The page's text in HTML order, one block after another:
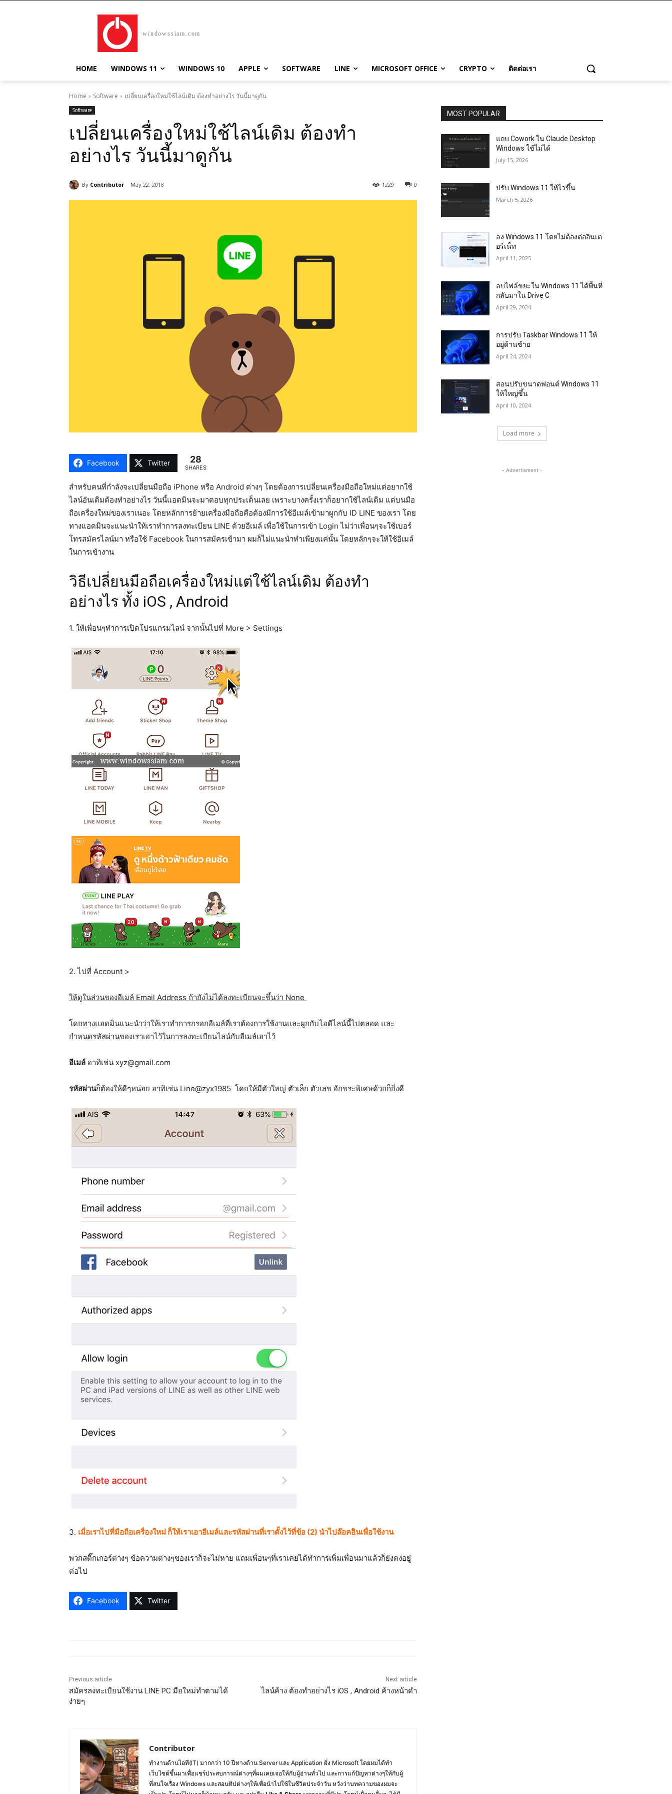
windowssiam.com
HOME WINDOWS 11 WINDOWS 10 APPLE SOFTWARE LINE MICROSOFT OFFICE CRYPTO ติดต่อเรา
Home Software เปลี่ยนเครื่องใหม่ใช้ไลน์เดิม ต้องทำอย่างไร วันนี้มาดูกัน
Software
เปลี่ยนเครื่องใหม่ใช้ไลน์เดิม ต้องทำ
อย่างไร วันนี้มาดูกัน
By Contributor May 22, 2018 0
1229
Facebook Twitter 28
SHARES
สำหรับคนที่กำลังจะเปลี่ยนมือถือ iPhone หรือ Android ต่างๆ โดยต้องการเปลี่ยนเครื่องมือถือใหม่แต่อยากใช้
ไลน์อันเดิมต้องทำอย่างไร วันนี้แอดมินจะมาตอบทุกประเด็นเลย เพราะบางครั้งเราก็อยากใช้ไลน์เดิม แต่บนมือ
ถือเครื่องใหม่ของเราเนอะ โดยหลักการย้ายเครื่องมือถือคือต้องมีการใช้อีเมล์เข้ามาผูกกับ ID LINE ของเรา โดย
ทางแอดมินจะแนะนำให้เราทำการลงทะเบียน LINE ด้วยอีเมล์ เพื่อใช้ในการเข้า Login ไม่ว่าเพื่อนๆจะใช้เบอร์
โทรสมัครไลน์มา หรือใช้ Facebook ในการสมัครเข้ามา ผมก็ไม่แนะนำทำเพียงแค่นั้น โดยหลักๆจะให้ใช้อีเมล์
ในการเข้างาน
วิธีเปลี่ยนมือถือเครื่องใหม่แต่ใช้ไลน์เดิม ต้องทำ
อย่างไร ทั้ง iOS , Android
1. ให้เพื่อนๆทำการเปิดโปรแกรมไลน์ จากนั้นไปที่ More > Settings
2. ไปที่ Account >
ให้ดูในส่วนของอีเมล์ Email Address ถ้ายังไม่ได้ลงทะเบียนจะขึ้นว่า None
โดยทางแอดมินแนะนำว่าให้เราทำการกรอกอีเมล์ที่เราต้องการใช้งานและผูกกับไอดีไลน์นี้ไปตลอด และ
กำหนดรหัสผ่านของเราเอาไว้ในการลงทะเบียนไลน์กับอีเมล์เอาไว้
อีเมล์ อาทิเช่น xyz@gmail.com
รหัสผ่านก็ต้องให้ดีๆหน่อย อาทิเช่น Line@zyx1985 โดยให้มีตัวใหญ่ ตัวเล็ก ตัวเลข อักขระพิเศษด้วยก็ยิ่งดี
3. เมื่อเราไปที่มือถือเครื่องใหม่ ก็ให้เราเอาอีเมล์และรหัสผ่านที่เราตั้งไว้ที่ข้อ (2) นำไปล๊อคอินเพื่อใช้งาน
พวกสติ๊กเกอร์ต่างๆ ข้อความต่างๆของเราก็จะไม่หาย แถมเพื่อนๆที่เราเคยได้ทำการเพิ่มเพื่อนมาแล้วก็ยังคงอยู่
ต่อไป
Facebook Twitter
Previous article
สมัครลงทะเบียนใช้งาน LINE PC มือใหม่ทำตามได้
ง่ายๆ
Next article
ไลน์ค้าง ต้องทำอย่างไร iOS , Android ค้างหน้าดำ
Contributor
ทำงานด้านไอที(IT) มากกว่า 10 ปีทางด้าน Server และ Application ฝั่ง Microsoft โดยผมได้ทำ
เว็บไซต์ขึ้นมาเพื่อแชร์ประสบการณ์ต่างๆที่ผมเคยเจอให้กับผู้อ่านทั่วไป และการแก้ปัญหาต่างๆให้กับผู้
ที่สนใจเรื่อง Windows และสอนทิปต่างๆให้เพื่อนำไปใช้ในชีวิตประจำวัน หวังว่าบทความของผมจะ
MOST POPULAR
แถบ Cowork ใน Claude Desktop
Windows ใช้ไม่ได้
July 15, 2026
ปรับ Windows 11 ให้ไวขึ้น
March 5, 2026
ลง Windows 11 โดยไม่ต้องต่ออินเต
อร์เน็ท
April 11, 2025
ลบไฟล์ขยะใน Windows 11 ได้พื้นที่
กลับมาใน Drive C
April 29, 2024
การปรับ Taskbar Windows 11 ให้
อยู่ด้านซ้าย
April 24, 2024
สอนปรับขนาดฟอนต์ Windows 11
ให้ใหญ่ขึ้น
April 10, 2024
Load more
- Advertisment -